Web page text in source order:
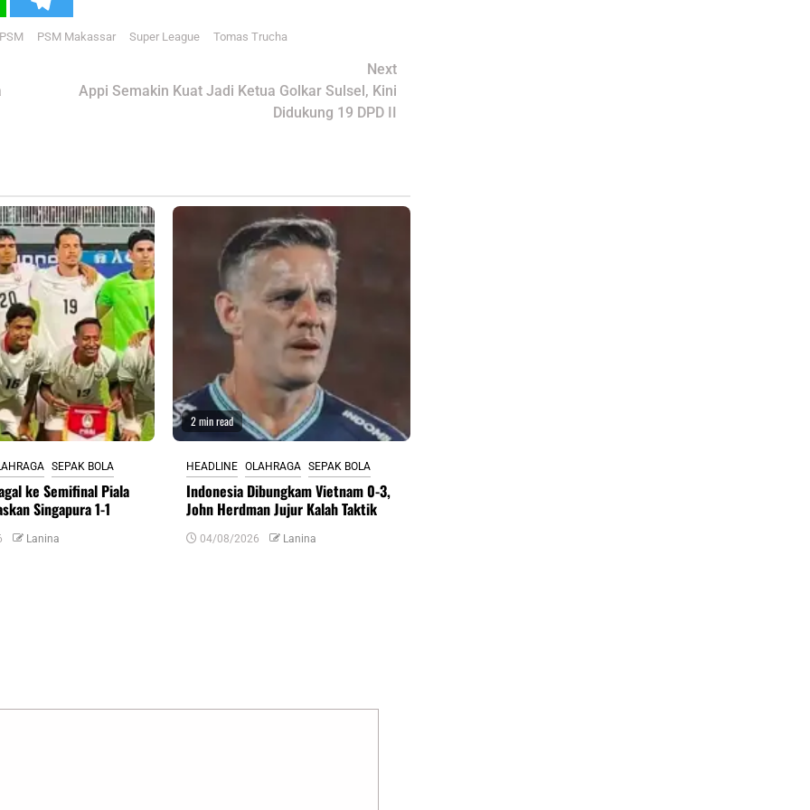
PSM Makassar Super League Tomas Trucha
Next
Appi Semakin Kuat Jadi Ketua Golkar Sulsel, Kini
Didukung 19 DPD II
SEPAK BOLA
ke Semifinal Piala
Singapura 1-1
Lanina
2 min read
HEADLINE OLAHRAGA SEPAK BOLA
Indonesia Dibungkam Vietnam 0-3,
John Herdman Jujur Kalah Taktik
04/08/2026 Lanina